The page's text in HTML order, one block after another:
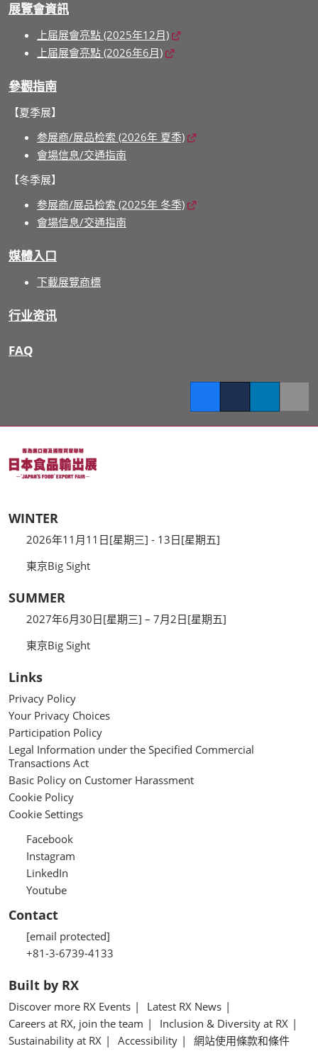
展覽會資訊
上届展會亮點 (2025年12月)
上届展會亮點 (2026年6月)
參觀指南
【夏季展】
参展商/展品检索 (2026年 夏季)
會場信息/交通指南
【冬季展】
参展商/展品检索 (2025年 冬季)
會場信息/交通指南
媒體入口
下載展覽商標
行业资讯
FAQ
WINTER
2026年11月11日[星期三] - 13日[星期五]
東京Big Sight
SUMMER
2027年6月30日[星期三] – 7月2日[星期五]
東京Big Sight
Links
Privacy Policy
Your Privacy Choices
Participation Policy
Legal Information under the Specified Commercial
Transactions Act
Basic Policy on Customer Harassment
Cookie Policy
Cookie Settings
Facebook
Instagram
LinkedIn
Youtube
Contact
[email protected]
+81-3-6739-4133
Built by RX
Discover more RX Events
Latest RX News
Careers at RX, join the team
Inclusion & Diversity at RX
Sustainability at RX
Accessibility 網站使用條款和條件